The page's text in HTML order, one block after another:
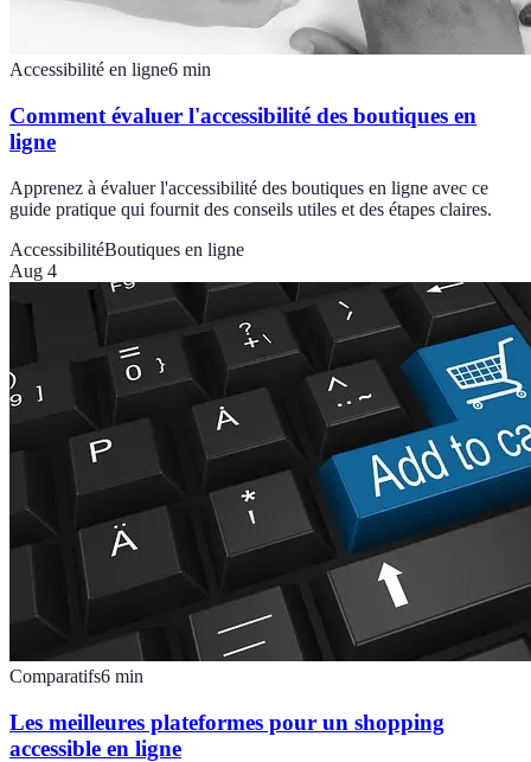
Accessibilité en ligne6 min
Comment évaluer l'accessibilité des boutiques en
ligne
Apprenez à évaluer l'accessibilité des boutiques en ligne avec ce
guide pratique qui fournit des conseils utiles et des étapes claires.
AccessibilitéBoutiques en ligne
Aug 4
Comparatifs6 min
Les meilleures plateformes pour un shopping
accessible en ligne